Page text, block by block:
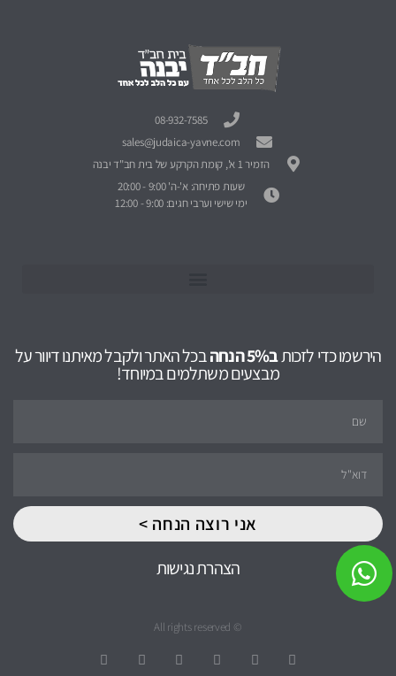
08-932-7585
sales@judaica-yavne.com
הזמיר 1 א', קומת הקרקע של בית חב"ד יבנה
שעות פתיחה: א'-ה' 9:00 - 20:00
ימי שישי וערבי חגים: 9:00 - 12:00
הירשמו כדי לזכותב5% הנחה בכל האתר ולקבל מאיתנו דיוור על
מבצעים משתלמים במיוחד!
אני רוצה הנחה >
הצהרת נגישות
© All rights reserved